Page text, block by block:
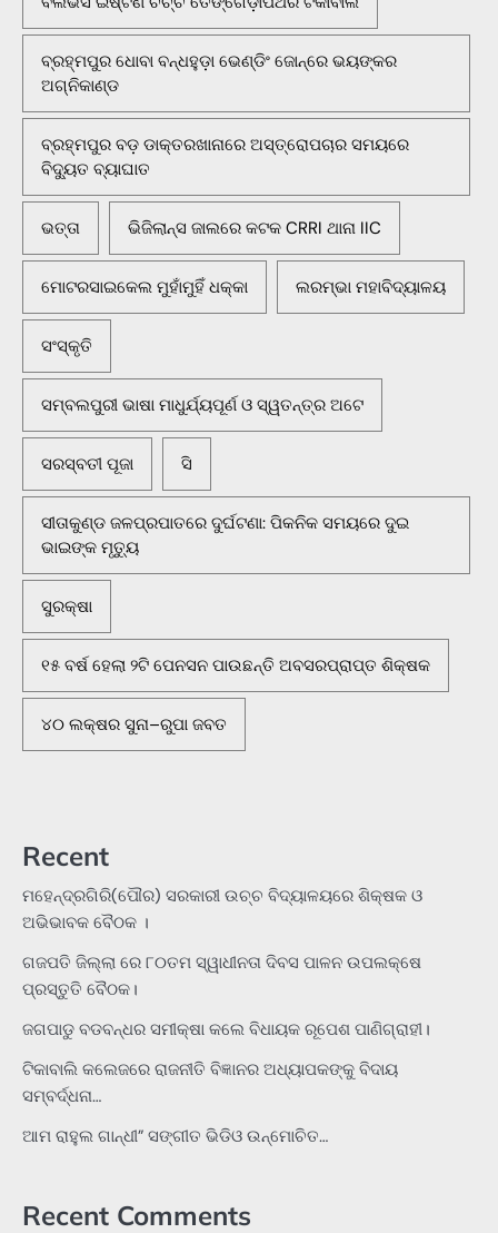
ବ୍ରହ୍ମପୁର ଧୋବା ବନ୍ଧହୁଡ଼ା ଭେଣ୍ଡିଂ ଜୋନ୍‌ରେ ଭୟଙ୍କର
ଅଗ୍ନିକାଣ୍ଡ
ବ୍ରହ୍ମପୁର ବଡ଼ ଡାକ୍ତରଖାନାରେ ଅସ୍ତ୍ରୋପଚାର ସମୟରେ
ବିଦ୍ୟୁତ ବ୍ୟାଘାତ
ଭତ୍ତା ଭିଜିଲାନ୍ସ ଜାଲରେ କଟକ CRRI ଥାନା IIC
ମୋଟରସାଇକେଲ ମୁହାଁମୁହିଁ ଧକ୍କା ଲରମ୍ଭା ମହାବିଦ୍ୟାଳୟ
ସଂସ୍କୃତି
ସମ୍ବଲପୁରୀ ଭାଷା ମାଧୁର୍ଯ୍ୟପୂର୍ଣ ଓ ସ୍ୱତନ୍ତ୍ର ଅଟେ
ସରସ୍ବତୀ ପୂଜା ସି
ସୀତାକୁଣ୍ଡ ଜଳପ୍ରପାତରେ ଦୁର୍ଘଟଣା: ପିକନିକ ସମୟରେ ଦୁଇ
ଭାଇଙ୍କ ମୃତ୍ୟୁ
ସୁରକ୍ଷା
୧୫ ବର୍ଷ ହେଲା ୨ଟି ପେନସନ ପାଉଛନ୍ତି ଅବସରପ୍ରାପ୍ତ ଶିକ୍ଷକ
୪୦ ଲକ୍ଷର ସୁନା–ରୁପା ଜବତ
Recent
ମହେନ୍ଦ୍ରଗିରି(ପୌର) ସରକାରୀ ଉଚ୍ଚ ବିଦ୍ୟାଳୟରେ ଶିକ୍ଷକ ଓ
ଅଭିଭାବକ ବୈଠକ ।
ଗଜପତି ଜିଲ୍ଲା ରେ ୮୦ତମ ସ୍ୱାଧୀନତା ଦିବସ ପାଳନ ଉପଲକ୍ଷେ
ପ୍ରସ୍ତୁତି ବୈଠକ।
ଜଗପାଡୁ ବଡବନ୍ଧର ସମୀକ୍ଷା କଲେ ବିଧାୟକ ରୂପେଶ ପାଣିଗ୍ରାହୀ।
ଟିକାବାଲି କଲେଜରେ ରାଜନୀତି ବିଜ୍ଞାନର ଅଧ୍ୟାପକଙ୍କୁ ବିଦାୟ
ସମ୍ବର୍ଦ୍ଧନା…
ଆମ ରାହୁଲ ଗାନ୍ଧୀ” ସଙ୍ଗୀତ ଭିଡିଓ ଉନ୍ମୋଚିତ…
Recent Comments